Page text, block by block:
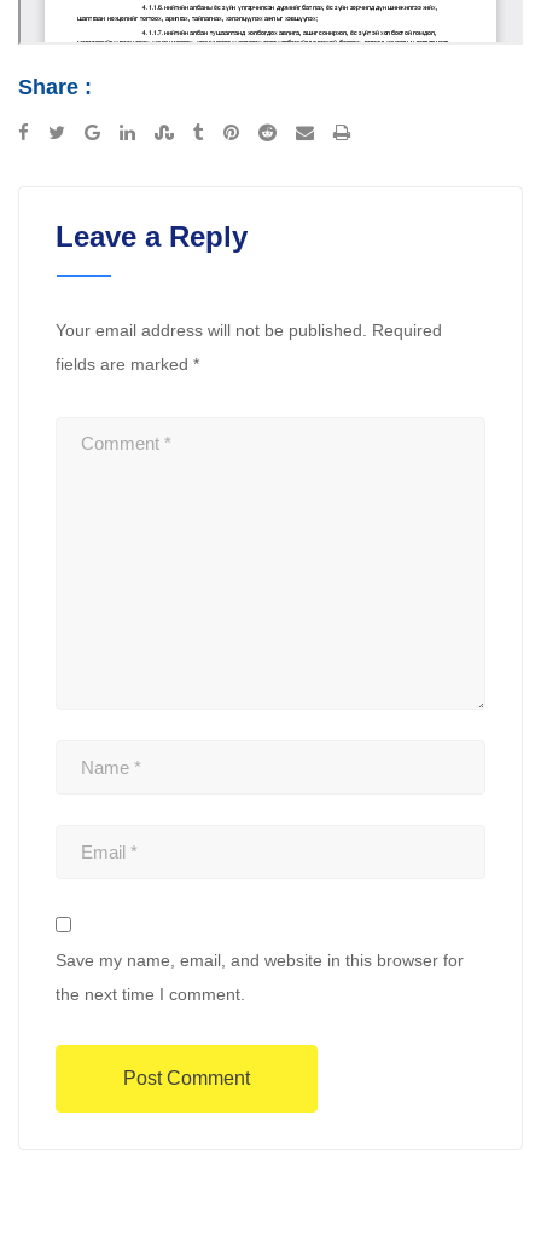
Share :
Google+LinkedInStumbleUpon
TumblrPinterest
Reddit SharePrint
Leave a Reply
Your email address will not be published. Required
fields are marked *
Save my name, email, and website in this browser for
the next time I comment.